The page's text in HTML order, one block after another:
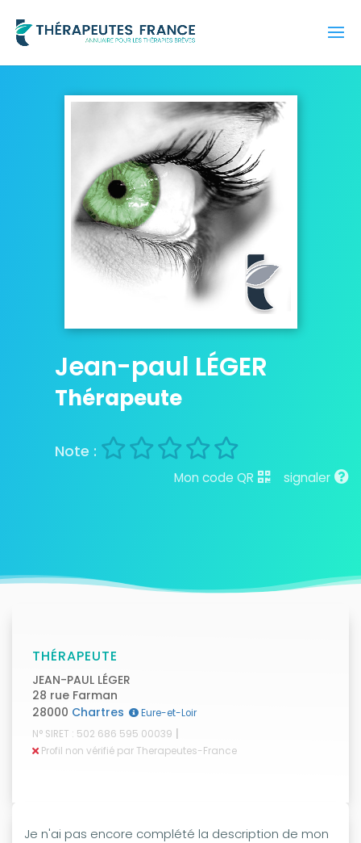
Jean-paul LÉGER
Thérapeute
signaler
Mon code QR
THÉRAPEUTE
JEAN-PAUL LÉGER
28 rue Farman
28000 Chartres
Eure-et-Loir
N° SIRET : 502 686 595 00039 |
Profil non vérifié par Therapeutes-France
Je n'ai pas encore complété la description de mon